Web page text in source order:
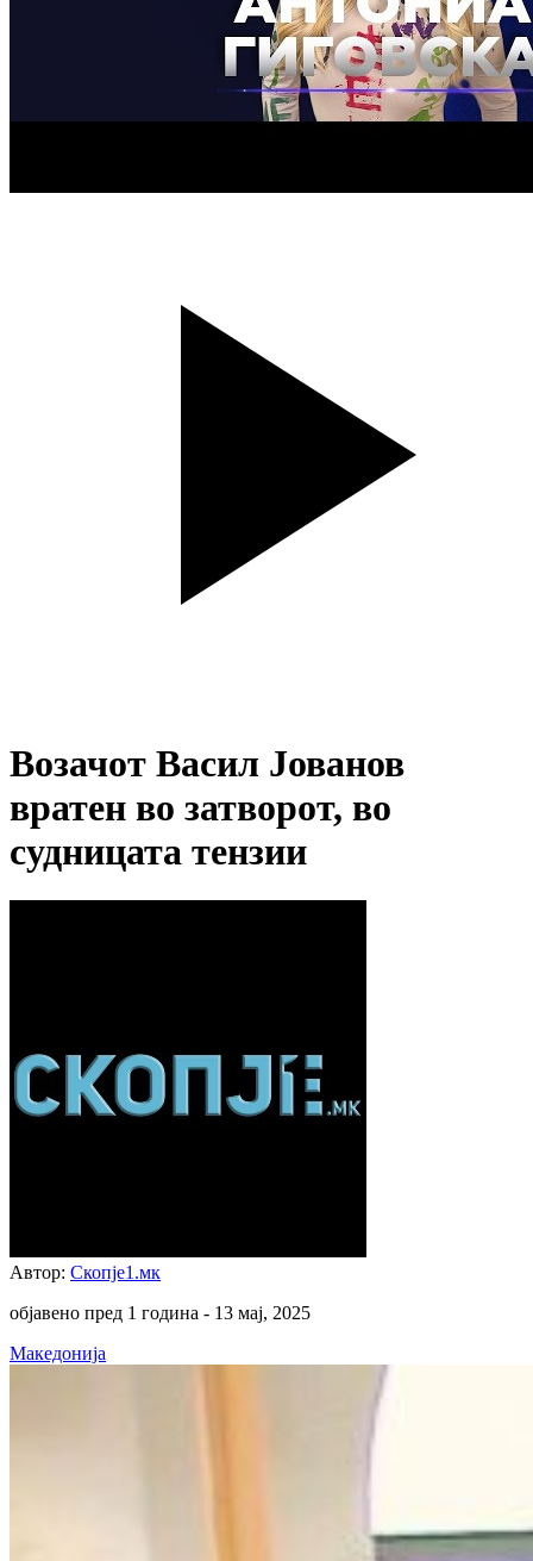
Возачот Васил Јованов
вратен во затворот, во
судницата тензии
Автор: Скопје1.мк
објавено пред 1 година - 13 мај, 2025
Македонија